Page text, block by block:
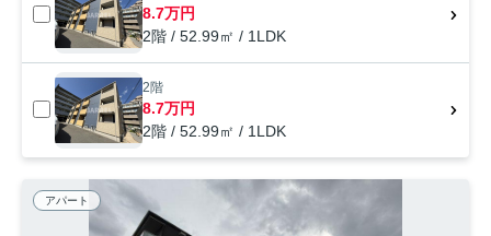
8.7万円
2階 / 52.99㎡ / 1LDK
2階
8.7万円
2階 / 52.99㎡ / 1LDK
アパート